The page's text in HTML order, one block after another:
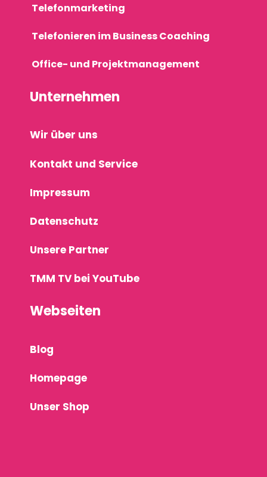
Telefonmarketing
Telefonieren im Business Coaching
Office- und Projektmanagement
Unternehmen
Wir über uns
Kontakt und Service
Impressum
Datenschutz
Unsere Partner
TMM TV bei YouTube
Webseiten
Blog
Homepage
Unser Shop